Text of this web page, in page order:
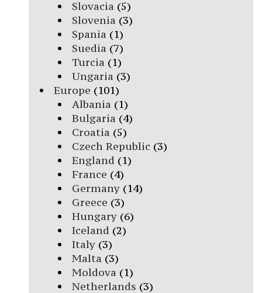
Slovacia (5)
Slovenia (3)
Spania (1)
Suedia (7)
Turcia (1)
Ungaria (3)
Europe (101)
Albania (1)
Bulgaria (4)
Croatia (5)
Czech Republic (3)
England (1)
France (4)
Germany(14)
Greece (3)
Hungary(6)
Iceland (2)
Italy(3)
Malta (3)
Moldova (1)
Netherlands (3)